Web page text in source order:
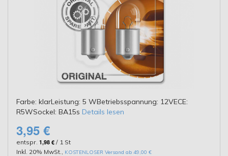
Farbe: klarLeistung: 5 WBetriebsspannung: 12VECE:
R5WSockel: BA15s Details lesen
3,95 €
entspr. 1,98 € / 1 St
Inkl. 20% MwSt.
KOSTENLOSER Versand ab 49,00 €